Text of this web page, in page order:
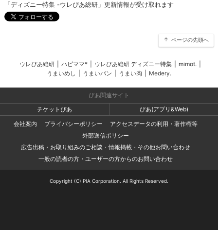
「ディズニー特集 -ウレぴあ総研」更新情報が受け取れます
ページの先頭へ
ウレぴあ総研 ハピママ* ウレぴあ総研 ディズニー特集 mimot.
うまいめし
うまいパン うまい肉 Medery.
ぴあ関連サイト
チケットぴあ
ぴあ(アプリ&Web)
会社案内
プライバシーポリシー
アクセスデータの利用・著作権等
外部送信ポリシー
広告出稿・お取り組みのご相談・情報掲載・その他お問い合わせ
一般の読者の方・ユーザーの方からのお問い合わせ
Copyright (C) PIA Corporation. All Rights Reserved.